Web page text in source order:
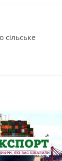
сільське